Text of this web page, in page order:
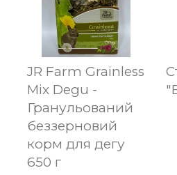
JR Farm Grainless
Mix Degu -
Гранульований
беззерновий
корм для дегу
650 г